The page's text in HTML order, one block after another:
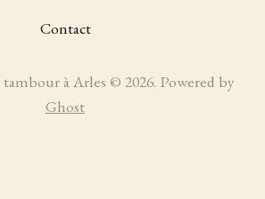
Contact
à Arles © 2026. Powered by
Ghost